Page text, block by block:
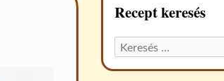
Recept keresés
Keresett
recept: